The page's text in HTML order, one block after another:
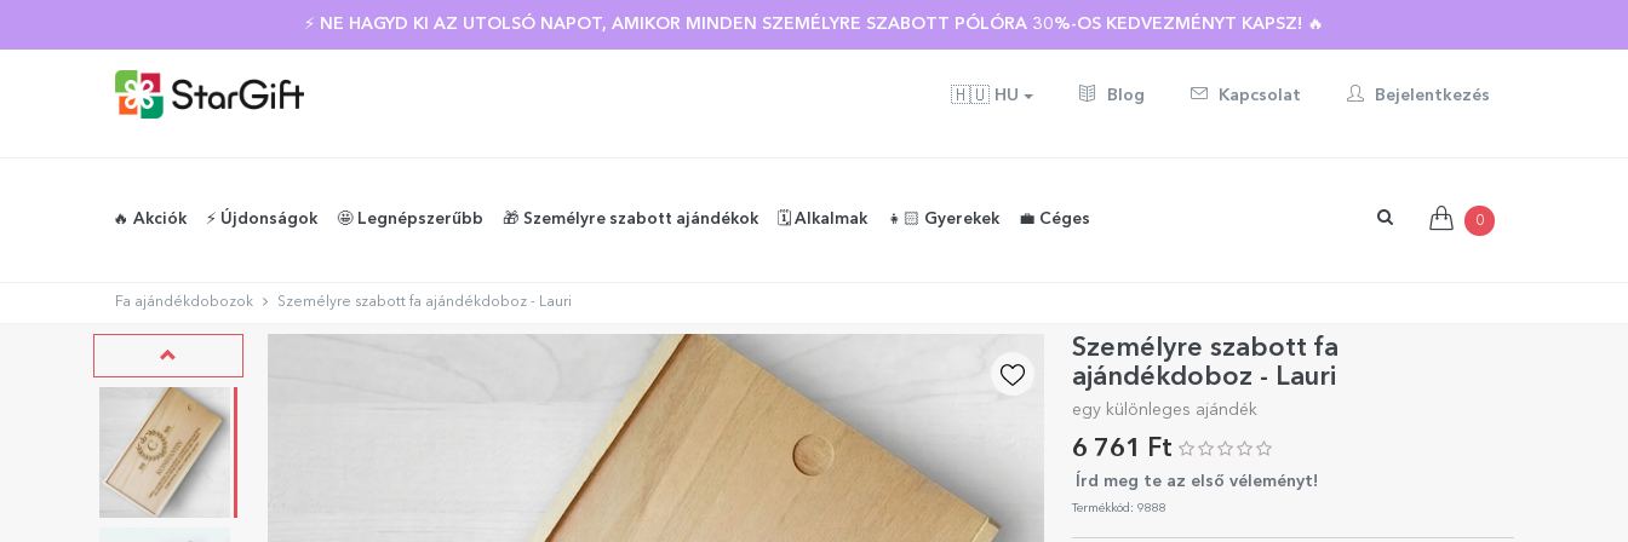
⚡ NE HAGYD KI AZ UTOLSÓ NAPOT, AMIKOR MINDEN SZEMÉLYRE SZABOTT PÓLÓRA 30%-OS KEDVEZMÉNYT KAPSZ! 🔥
🇭🇺 HU Blog Kapcsolat Bejelentkezés
🔥 Akciók ⚡️ Újdonságok 🤩 Legnépszerűbb 🎁 Személyre szabott ajándékok 🗓️ Alkalmak 👧🏻 Gyerekek 💼 Céges 0
Fa ajándékdobozok Személyre szabott fa ajándékdoboz - Lauri
Személyre szabott fa
ajándékdoboz - Lauri
egy különleges ajándék
6 761 Ft
Írd meg te az első véleményt!
Termékkód: 9888